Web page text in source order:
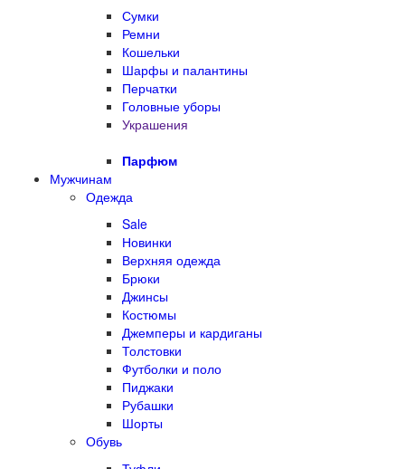
Сумки
Ремни
Кошельки
Шарфы и палантины
Перчатки
Головные уборы
Украшения
Парфюм
Мужчинам
Одежда
Sale
Новинки
Верхняя одежда
Брюки
Джинсы
Костюмы
Джемперы и кардиганы
Толстовки
Футболки и поло
Пиджаки
Рубашки
Шорты
Обувь